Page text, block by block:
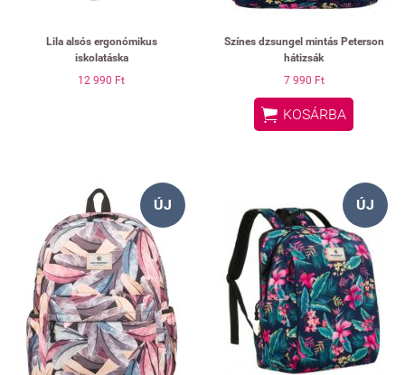
Lila alsós ergonómikus
iskolatáska
12 990 Ft
Színes dzsungel mintás Peterson
hátizsák
7 990 Ft
 KOSÁRBA
ÚJ ÚJ